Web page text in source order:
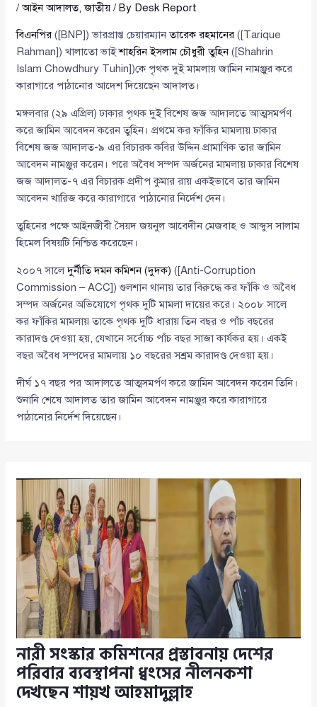
/আইন আদালত,জাতীয় / By Desk Report
বিএনপির ([BNP]) ভারপ্রাপ্ত চেয়ারম্যানতারেক রহমানের ([Tarique
Rahman]) খালাতো ভাইশাহরিন ইসলাম চৌধুরী তুহিন([Shahrin
Islam Chowdhury Tuhin])কে পৃথক দুই মামলায় জামিন নামঞ্জুর করে
কারাগারে পাঠানোর আদেশ দিয়েছেন আদালত।
মঙ্গলবার (২৯ এপ্রিল) ঢাকার পৃথক দুই বিশেষ জজ আদালতে আত্মসমর্পণ
করে জামিন আবেদন করেন তুহিন। প্রথমে কর ফাঁকির মামলায় ঢাকার
বিশেষ জজ আদালত-৯ এর বিচারক কবির উদ্দিন প্রামাণিক তার জামিন
আবেদন নামঞ্জুর করেন। পরে অবৈধ সম্পদ অর্জনের মামলায় ঢাকার বিশেষ
জজ আদালত-৭ এর বিচারক প্রদীপ কুমার রায় একইভাবে তার জামিন
আবেদন খারিজ করে কারাগারে পাঠানোর নির্দেশ দেন।
তুহিনের পক্ষে আইনজীবী সৈয়দ জয়নুল আবেদীন মেজবাহ ও আব্দুস সালাম
হিমেল বিষয়টি নিশ্চিত করেছেন।
২০০৭ সালেদুর্নীতি দমন কমিশন (দুদক) ([Anti-Corruption
Commission – ACC]) গুলশান থানায় তার বিরুদ্ধে কর ফাঁকি ও অবৈধ
সম্পদ অর্জনের অভিযোগে পৃথক দুটি মামলা দায়ের করে। ২০০৮ সালে
কর ফাঁকির মামলায় তাকে পৃথক দুটি ধারায় তিন বছর ও পাঁচ বছরের
কারাদণ্ড দেওয়া হয়, যেখানে সর্বোচ্চ পাঁচ বছর সাজা কার্যকর হয়। একই
বছর অবৈধ সম্পদের মামলায় ১০ বছরের সশ্রম কারাদণ্ড দেওয়া হয়।
দীর্ঘ ১৭ বছর পর আদালতে আত্মসমর্পণ করে জামিন আবেদন করেন তিনি।
শুনানি শেষে আদালত তার জামিন আবেদন নামঞ্জুর করে কারাগারে
পাঠানোর নির্দেশ দিয়েছেন।
নারী সংস্কার কমিশনের প্রস্তাবনায় দেশের
পরিবার ব্যবস্থাপনা ধ্বংসের নীলনকশা
দেখছেন শায়খ আহমাদুল্লাহ